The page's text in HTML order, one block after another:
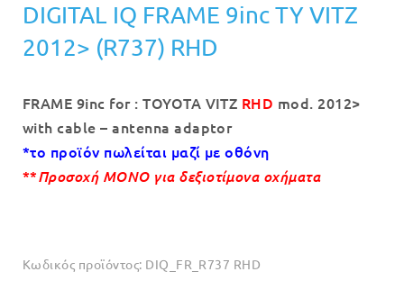
DIGITAL IQ FRAME 9inc TY VITZ
2012> (R737) RHD
FRAME 9inc for : TOYOTA VITZ RHD mod. 2012>
with cable – antenna adaptor
*το προϊόν πωλείται μαζί με οθόνη
**Προσοχή ΜΟΝΟ για δεξιοτίμονα οχήματα
Κωδικός προϊόντος: DIQ_FR_R737 RHD